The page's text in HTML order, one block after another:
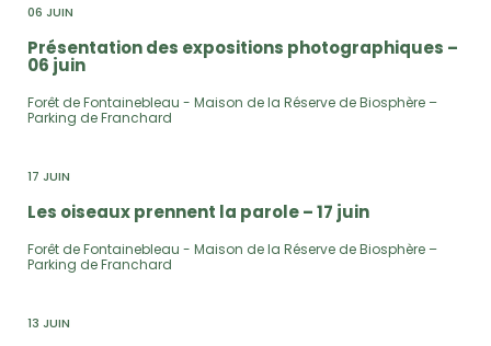
06 JUIN
Présentation des expositions photographiques –
06 juin
Forêt de Fontainebleau - Maison de la Réserve de Biosphère –
Parking de Franchard
17 JUIN
Les oiseaux prennent la parole – 17 juin
Forêt de Fontainebleau - Maison de la Réserve de Biosphère –
Parking de Franchard
13 JUIN